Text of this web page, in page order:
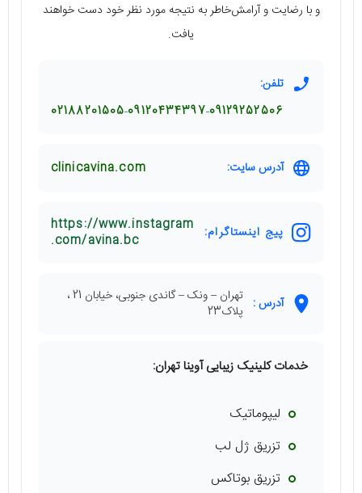
و با رضایت و آرامش‌خاطر به نتیجه مورد نظر خود دست خواهند
یافت.
تلفن:
09129252506
09120434397
02188201505
آدرس سایت: clinicavina.com
پیج اینستاگرام:
https://www.instagram
.com/avina.bc
آدرس :
تهران – ونک – گاندی جنوبی، خیابان 21 ،
پلاک23
خدمات کلینیک زیبایی آوینا تهران:
لیپوماتیک
تزریق ژل لب
تزریق بوتاکس